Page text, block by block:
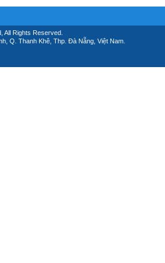
All Rights Reserved.
Q. Thanh Khê, Thp. Đà Nẵng, Việt Nam.